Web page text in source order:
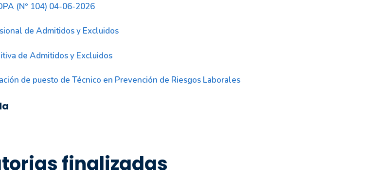
(Nº 104) 04-06-2026
de Admitidos y Excluidos
de Admitidos y Excluidos
de puesto de Técnico en Prevención de Riesgos Laborales
finalizadas